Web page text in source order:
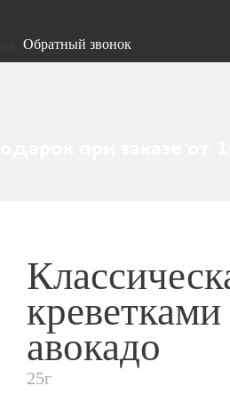
Обратный звонок
авокадо
25г